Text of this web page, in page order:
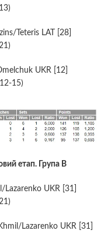
Teteris LAT [28]
UKR [12]
15)
етап. Група В
UKR [31]
Lazarenko UKR [31]